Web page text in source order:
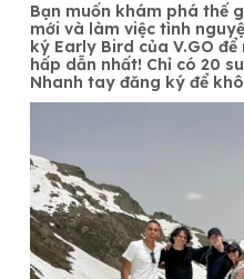
Bạn muốn khám phá thế
mới và làm việc tình
ký Early Bird của V.GO
hấp dẫn nhất! Chỉ có 20
Nhanh tay đăng ký để